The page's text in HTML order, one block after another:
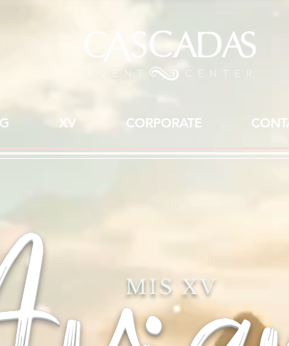
XV CORPORATE
MIS XV